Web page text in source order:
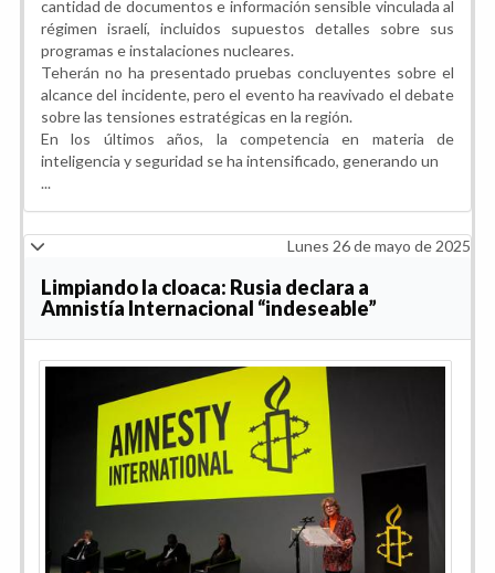
cantidad de documentos e información sensible vinculada al
régimen israelí, incluidos supuestos detalles sobre sus
programas e instalaciones nucleares.
Teherán no ha presentado pruebas concluyentes sobre el
alcance del incidente, pero el evento ha reavivado el debate
sobre las tensiones estratégicas en la región.
En los últimos años, la competencia en materia de
inteligencia y seguridad se ha intensificado, generando un
...
Lunes 26 de mayo de 2025
Limpiando la cloaca: Rusia declara a
Amnistía Internacional “indeseable”